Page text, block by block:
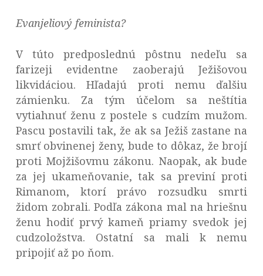
Evanjeliový feminista?
V túto predposlednú pôstnu nedeľu sa
farizeji evidentne zaoberajú Ježišovou
likvidáciou. Hľadajú proti nemu ďalšiu
zámienku. Za tým účelom sa neštítia
vytiahnuť ženu z postele s cudzím mužom.
Pascu postavili tak, že ak sa Ježiš zastane na
smrť obvinenej ženy, bude to dôkaz, že brojí
proti Mojžišovmu zákonu. Naopak, ak bude
za jej ukameňovanie, tak sa previní proti
Rimanom, ktorí právo rozsudku smrti
židom zobrali. Podľa zákona mal na hriešnu
ženu hodiť prvý kameň priamy svedok jej
cudzoložstva. Ostatní sa mali k nemu
pripojiť až po ňom.